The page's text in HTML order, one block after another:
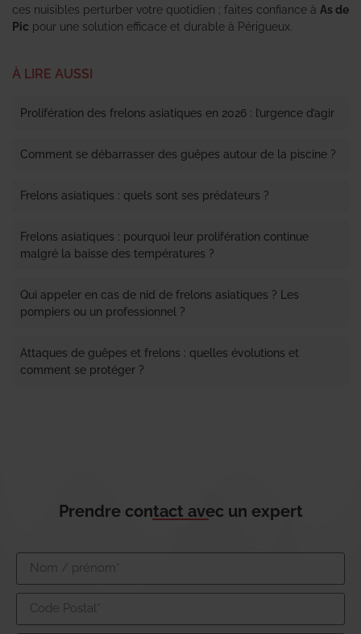
ces nuisibles perturber votre quotidien ; faites confiance à As de
Pic pour une solution efficace et durable à Périgueux.
À LIRE AUSSI
Prolifération des frelons asiatiques en 2026 : l’urgence d’agir
Comment se débarrasser des guêpes autour de la piscine ?
Frelons asiatiques : quels sont ses prédateurs ?
Frelons asiatiques : pourquoi leur prolifération continue
malgré la baisse des températures ?
Qui appeler en cas de nid de frelons asiatiques ? Les
pompiers ou un professionnel ?
Attaques de guêpes et frelons : quelles évolutions et
comment se protéger ?
Prendre contact avec un expert